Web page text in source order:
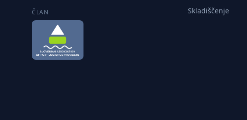
ČLAN
Skladiščenje